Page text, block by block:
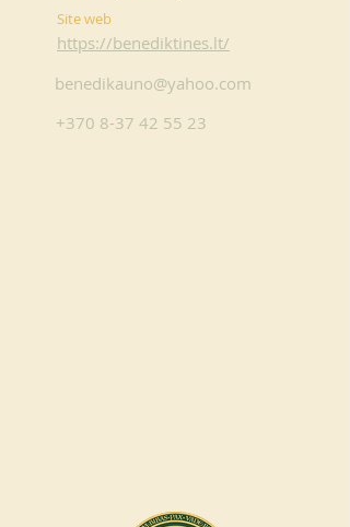
Site web
https://benediktines.lt/
benedikauno@yahoo.com
+370 8-37 42 55 23